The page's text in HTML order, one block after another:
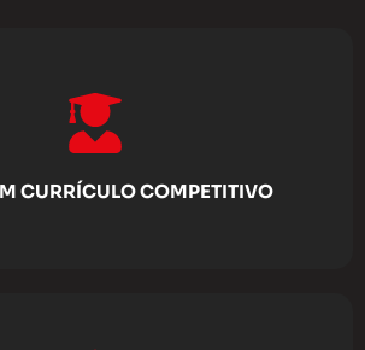
CURRÍCULO COMPETITIVO